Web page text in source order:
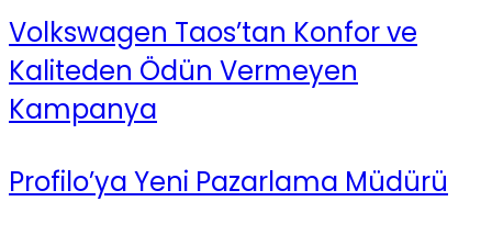
Volkswagen Taos’tan Konfor ve
Kaliteden Ödün Vermeyen
Kampanya
Profilo’ya Yeni Pazarlama Müdürü